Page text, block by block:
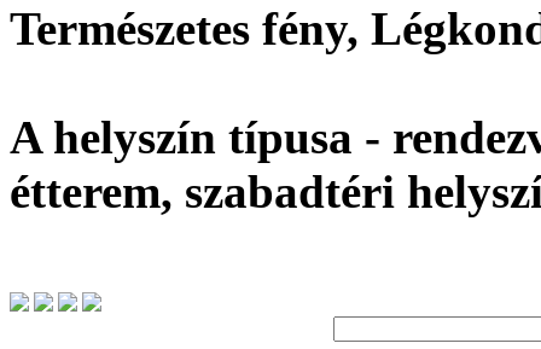
Természetes fény,
A helyszín típusa -
étterem, szabadtéri